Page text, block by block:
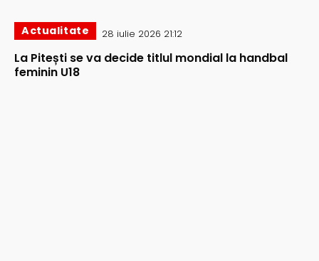
Actualitate 28 iulie 2026 21:12
La Pitești se va decide titlul mondial la handbal
feminin U18